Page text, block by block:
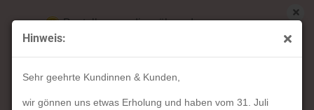
Hinweis:
Sehr geehrte Kundinnen & Kunden,
wir gönnen uns etwas Erholung und haben vom 31. Juli
Bestellungen die während unserer
Betriebsferien (31. Juli ab 12:00 Uhr bis 16.
August) aufgegeben werden, werden ab Montag,
17. August bearbeitet und versendet.
« Erster « zurück weiter »
Letzter »
Artikel in dieser Kategorie
Kulturtasche ALPENRAUSCHEN (marronato)